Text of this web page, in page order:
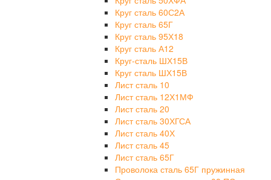
Круг сталь 60С2А
Круг сталь 65Г
Круг сталь 95Х18
Круг сталь А12
Круг-сталь ШХ15В
Круг сталь ШХ15В
Лист сталь 10
Лист сталь 12Х1МФ
Лист сталь 20
Лист сталь 30ХГСА
Лист сталь 40Х
Лист сталь 45
Лист сталь 65Г
Проволока сталь 65Г пружинная